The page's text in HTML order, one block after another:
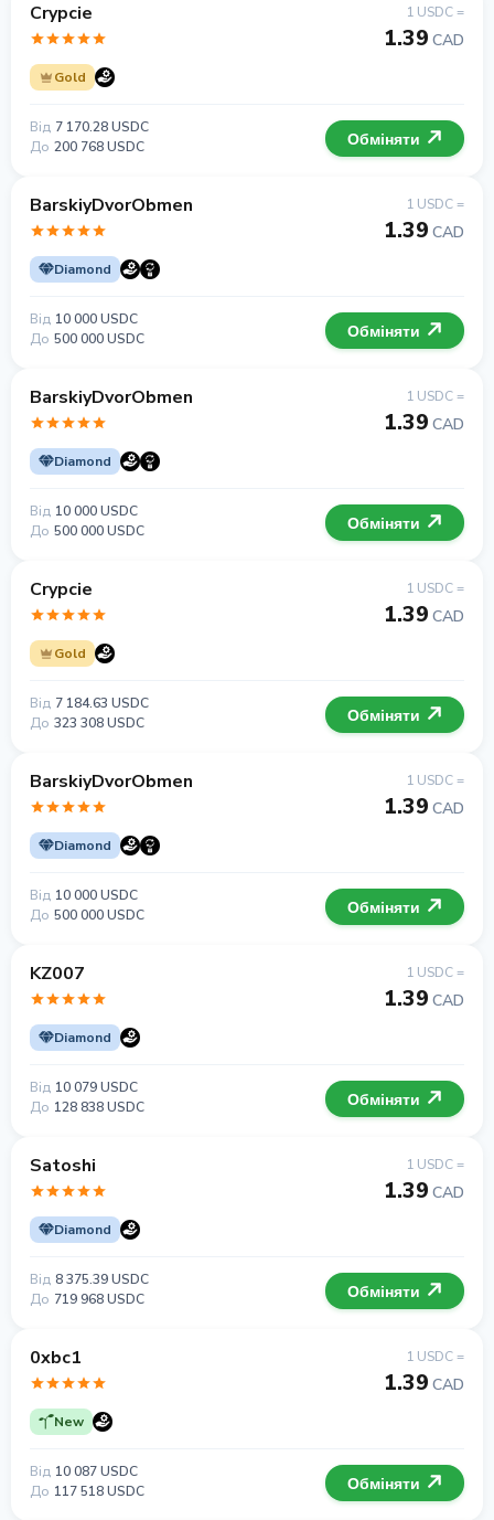
Crypcie
Gold
1 USDC =
1.39 CAD
Від 7 170.28 USDC
До 200 768 USDC Обміняти
BarskiyDvorObmen
Diamond
1 USDC =
1.39 CAD
Від 10 000 USDC
До 500 000 USDC Обміняти
BarskiyDvorObmen
Diamond
1 USDC =
1.39 CAD
Від 10 000 USDC
До 500 000 USDC Обміняти
Crypcie
Gold
1 USDC =
1.39 CAD
Від 7 184.63 USDC
До 323 308 USDC Обміняти
BarskiyDvorObmen
Diamond
1 USDC =
1.39 CAD
Від 10 000 USDC
До 500 000 USDC Обміняти
KZ007
Diamond
1 USDC =
1.39 CAD
Від 10 079 USDC
До 128 838 USDC Обміняти
Satoshi
Diamond
1 USDC =
1.39 CAD
Від 8 375.39 USDC
До 719 968 USDC Обміняти
0xbc1
New
1 USDC =
1.39 CAD
Від 10 087 USDC
До 117 518 USDC Обміняти